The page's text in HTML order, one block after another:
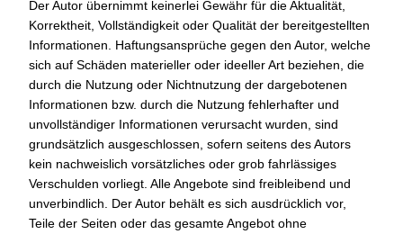
Der Autor übernimmt keinerlei Gewähr für die Aktualität,
Korrektheit, Vollständigkeit oder Qualität der bereitgestellten
Informationen. Haftungsansprüche gegen den Autor, welche
sich auf Schäden materieller oder ideeller Art beziehen, die
durch die Nutzung oder Nichtnutzung der dargebotenen
Informationen bzw. durch die Nutzung fehlerhafter und
unvollständiger Informationen verursacht wurden, sind
grundsätzlich ausgeschlossen, sofern seitens des Autors
kein nachweislich vorsätzliches oder grob fahrlässiges
Verschulden vorliegt. Alle Angebote sind freibleibend und
unverbindlich. Der Autor behält es sich ausdrücklich vor,
Teile der Seiten oder das gesamte Angebot ohne